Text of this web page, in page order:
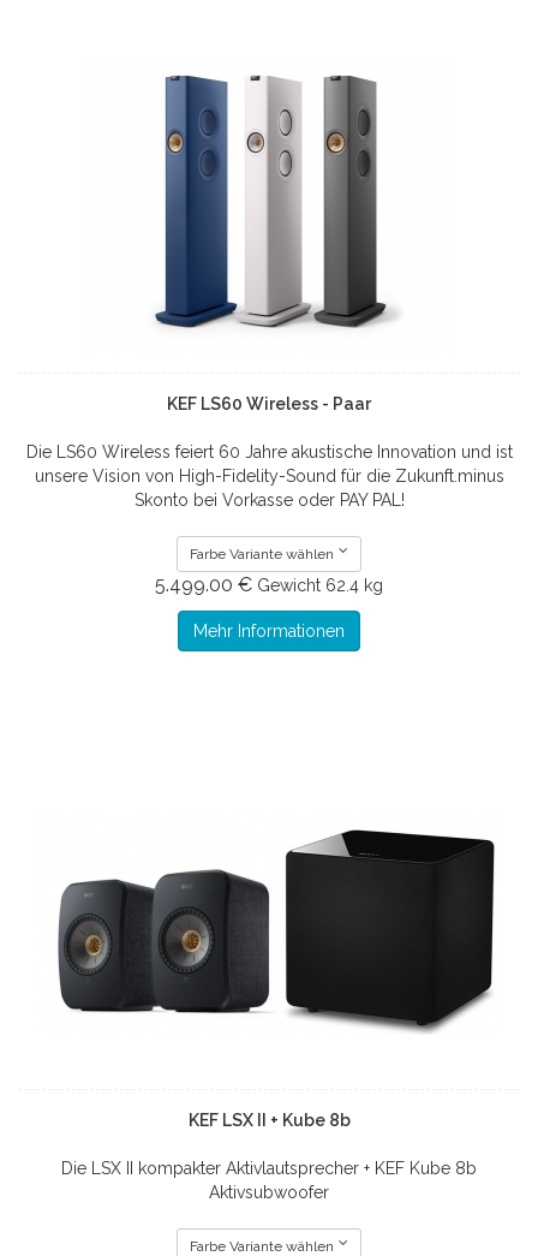
KEF LS60 Wireless - Paar
Die LS60 Wireless feiert 60 Jahre akustische Innovation und ist
unsere Vision von High-Fidelity-Sound für die Zukunft.minus
Skonto bei Vorkasse oder PAY PAL!
Farbe Variante wählen
5.499.00 € Gewicht 62.4 kg
Mehr Informationen
KEF LSX II + Kube 8b
Die LSX II kompakter Aktivlautsprecher + KEF Kube 8b
Aktivsubwoofer
Farbe Variante wählen